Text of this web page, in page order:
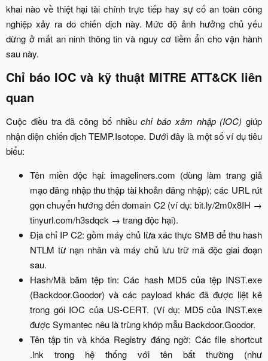
khai nào về thiệt hại tài chính trực tiếp hay sự cố an toàn công
nghiệp xảy ra do chiến dịch này. Mức độ ảnh hưởng chủ yếu
dừng ở mất an ninh thông tin và nguy cơ tiềm ẩn cho vận hành
sau này.​
Chỉ báo IOC và kỹ thuật MITRE ATT&CK liên
quan​
Cuộc điều tra đã công bố nhiềuchỉ báo xâm nhập (IOC) giúp
nhận diện chiến dịch TEMP.Isotope. Dưới đây là một số ví dụ tiêu
biểu:​
Tên miền độc hại: imageliners.com (dùng làm trang giả
mạo đăng nhập thu thập tài khoản đăng nhập); các URL rút
gọn chuyển hướng đến domain C2 (ví dụ: bit.ly/2m0x8IH →
tinyurl.com/h3sdqck → trang độc hại).​
Địa chỉ IP C2: gồm máy chủ lừa xác thực SMB để thu hash
NTLM từ nạn nhân và máy chủ lưu trữ mã độc giai đoạn
sau.​
Hash/Mã băm tệp tin: Các hash MD5 của tệp INST.exe
(Backdoor.Goodor) và các payload khác đã được liệt kê
trong gói IOC của US-CERT. (Ví dụ: MD5 của INST.exe
được Symantec nêu là trùng khớp mẫu Backdoor.Goodor.​
Tên tập tin và khóa Registry đáng ngờ: Các file shortcut
.lnk trong hệ thống với tên bất thường (như